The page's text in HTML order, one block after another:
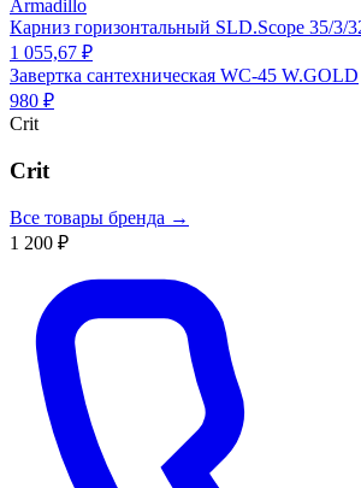
Armadillo
Карниз горизонтальный SLD.Scope 35/3/
1 055,67 ₽
Завертка сантехническая WC-45 W.GOLD
980 ₽
Crit
Crit
Все товары бренда →
1 200 ₽